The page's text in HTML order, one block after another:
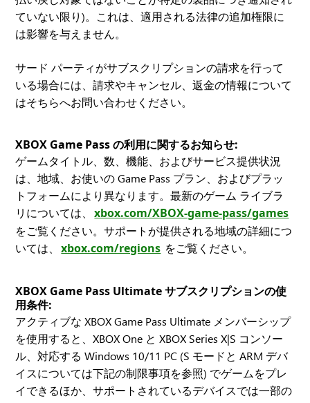
ていない限り)。これは、適用される法律の追加権限に
は影響を与えません。
サード パーティがサブスクリプションの請求を行って
いる場合には、請求やキャンセル、返金の情報について
はそちらへお問い合わせください。
XBOX Game Pass の利用に関するお知らせ:
ゲームタイトル、数、機能、およびサービス提供状況
は、地域、お使いの Game Pass プラン、およびプラッ
トフォームにより異なります。最新のゲーム ライブラ
リについては、 xbox.com/XBOX-game-pass/games
をご覧ください。サポートが提供される地域の詳細につ
いては、 xbox.com/regions をご覧ください。
XBOX Game Pass Ultimate サブスクリプションの使
用条件:
アクティブな XBOX Game Pass Ultimate メンバーシップ
を使用すると、XBOX One と XBOX Series X|S コンソー
ル、対応する Windows 10/11 PC (S モードと ARM デバ
イスについては下記の制限事項を参照) でゲームをプレ
イできるほか、サポートされているデバイスでは一部の